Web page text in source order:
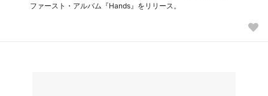
ファースト・アルバム『Hands』をリリース。